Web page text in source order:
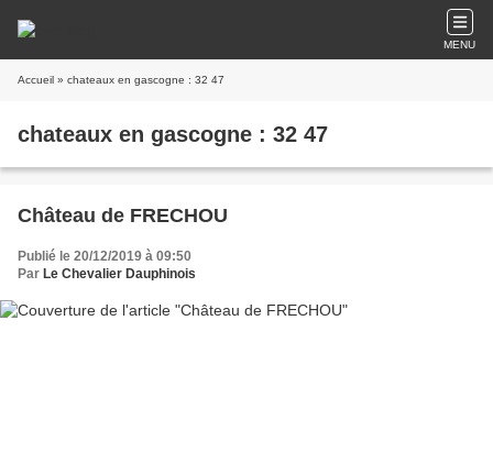
MENU
Accueil » chateaux en gascogne : 32 47
chateaux en gascogne : 32 47
Château de FRECHOU
Publié le 20/12/2019 à 09:50
Par Le Chevalier Dauphinois